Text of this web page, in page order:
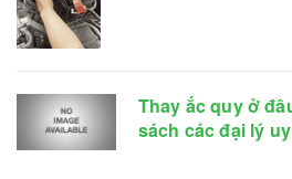
Thay ắc quy ở
sách các đại lý